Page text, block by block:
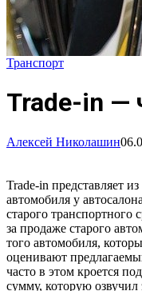
Транспорт
Trade-in —
Алексей Николашин
Trade-in представляет
автомобиля у
старого
за продаже старого
того автомобиля,
оценивают
часто в этом кроется
сумму, которую озвучил